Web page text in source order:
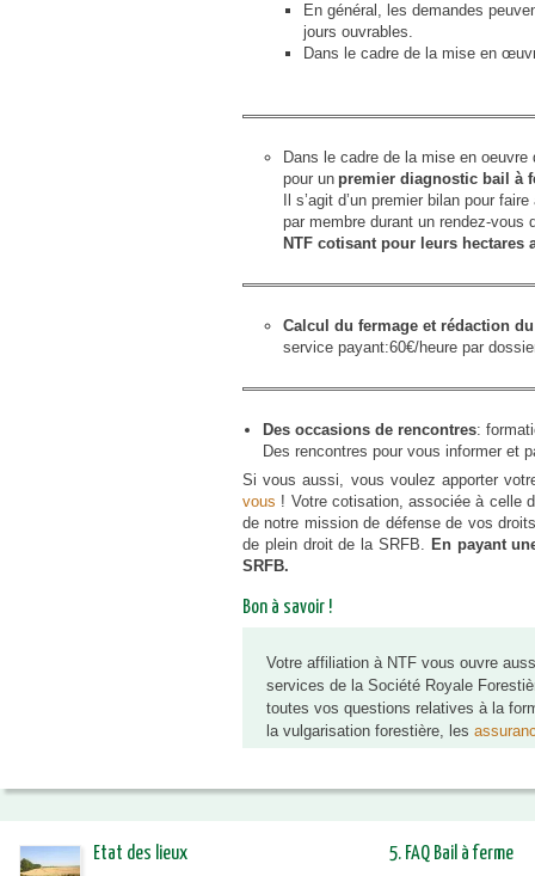
En général, les demandes
jours ouvrables.
Dans le cadre de la mise en
Dans le cadre de la mise en
pour un premier diagnostic bail à
Il s’agit d’un premier bilan pour
par membre durant un rendez-
NTF cotisant pour leurs
Calcul du fermage et rédaction
service payant:60€/heure par
Des occasions de rencontres:
Des rencontres pour vous informer et
Si vous aussi, vous voulez apporter
vous ! Votre cotisation, associée à celle
de notre mission de défense de vos
de plein droit de la SRFB. En payant
SRFB.
Bon à savoir !
Votre affiliation à NTF vous ouvre
services de la Société Royale
toutes vos questions relatives à la
la vulgarisation forestière, les
Etat des lieux 5. FAQ Bail à ferme